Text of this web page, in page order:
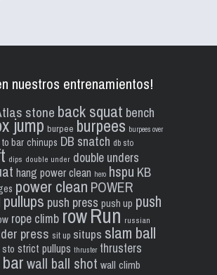
nuestros entrenamientos!
stone back squat bench
jump burpee burpees burpees over
bar chinups DB snatch db sto
dips double under double unders
hang power clean hero hspu KB
power clean POWER
pullups push press push up push
rope climb rowRun russian
press sit up situps slam ball
sto strict pullups thruster thrusters
wall ball shot wall climb